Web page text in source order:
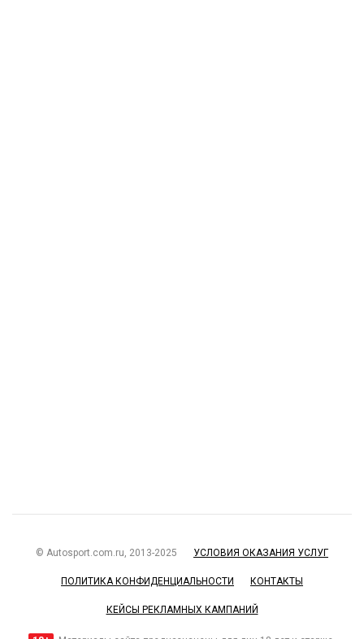
© Autosport.com.ru, 2013-2025 УСЛОВИЯ ОКАЗАНИЯ УСЛУГ
ПОЛИТИКА КОНФИДЕНЦИАЛЬНОСТИ КОНТАКТЫ
КЕЙСЫ РЕКЛАМНЫХ КАМПАНИЙ